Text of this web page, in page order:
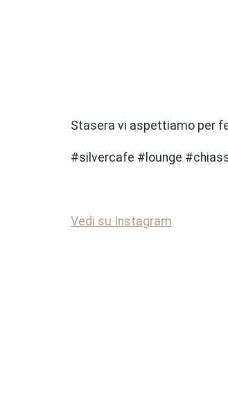
Stasera vi aspettiamo per
#silvercafe #lounge
Vedi su Instagram